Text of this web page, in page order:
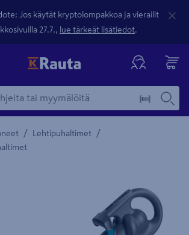
Jos käytät kryptolompakkoa ja vierailit
27.7., lue tärkeät lisätiedot.
/ Lehtipuhaltimet /
kuvaus löytyy Tuotteen kuvaus -